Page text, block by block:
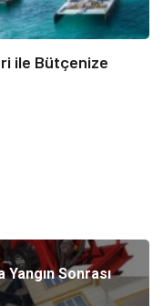
ile Bütçenize
Yangın Sonrası